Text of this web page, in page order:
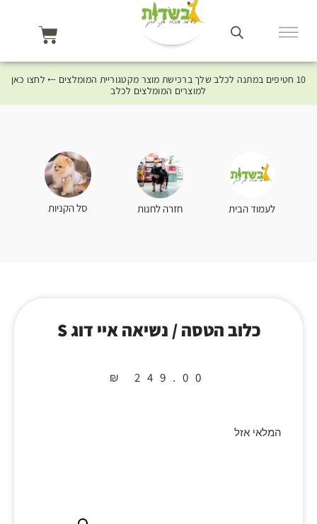
10 חטיפים במתנה לכלב שלך ברכישת מוצר מקטגוריית המומלצים ⤎ לחצו כאן
למוצרים המומלצים לכלב
לעמוד הבית חזרה לחנות סל הקניות
כלוב הטסה / נשיאה איי דוג S
₪ 249.00
המלאי אזל